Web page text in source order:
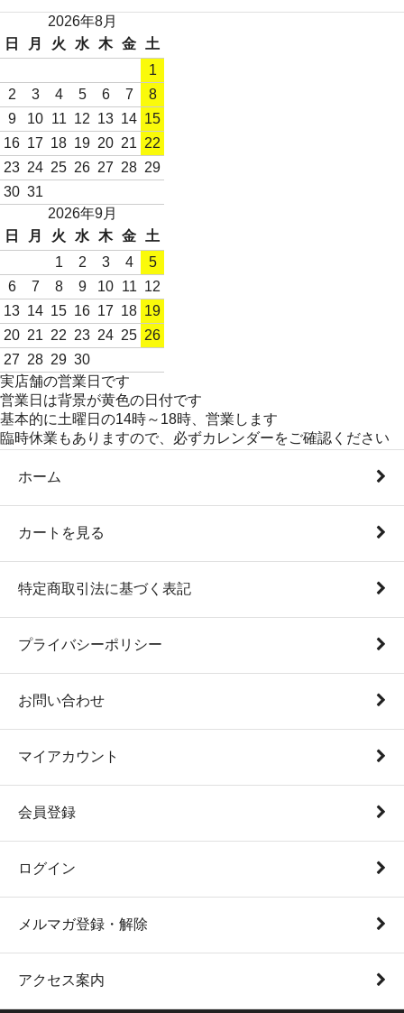
2026年8月
日
月 火 水 木 金
土
1
2
3 4 5 6 7
8
9
10 11 12 13 14 15
16 17 18 19 20 21 22
23 24 25 26 27 28 29
30 31
2026年9月
日
月 火 水 木 金
土
1
2 3 4
5
6
7 8 9 10 11 12
13 14 15 16 17 18 19
20 21 22 23 24 25 26
27 28 29 30
実店舗の営業日です
営業日は背景が黄色の日付です
基本的に土曜日の14時～18時、営業します
臨時休業もありますので、必ずカレンダーをご確認ください
ホーム
カートを見る
特定商取引法に基づく表記
プライバシーポリシー
お問い合わせ
マイアカウント
会員登録
ログイン
メルマガ登録・解除
アクセス案内